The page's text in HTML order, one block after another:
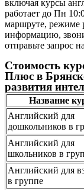
включая курсы
работает до Пн
маршруте, режиме
информацию,
отправьте запрос
Стоимость
Плюс в
развития
Название
Английский для
дошкольников в
Английский для
школьников в
Английский для
в группе